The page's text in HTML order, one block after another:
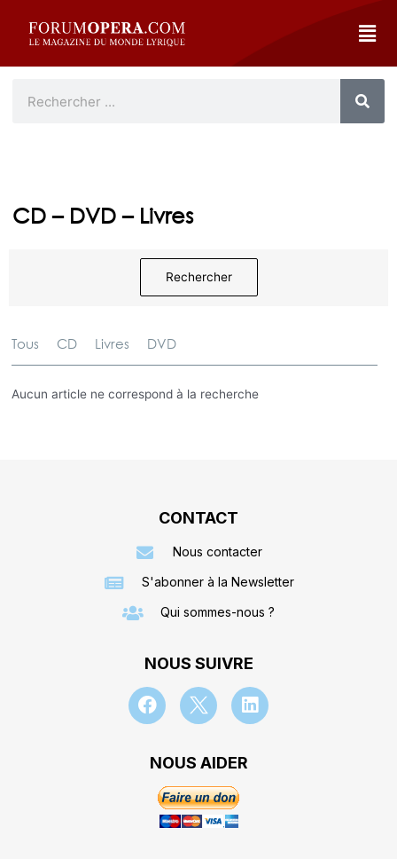
CD – DVD – Livres
Rechercher
Tous CD Livres DVD
Aucun article ne correspond à la recherche
CONTACT
Nous contacter
S'abonner à la Newsletter
Qui sommes-nous ?
NOUS SUIVRE
NOUS AIDER